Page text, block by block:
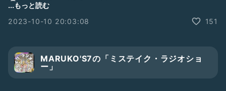
③番組の感想、応援メッセージ待ってるよん📣🍒💙
🌈即興作曲テーマ「狩り」by ちゃっぴぃさん
...もっと読む
2023-10-10 20:03:08
151
MARUKO'S7の「ミステイク・ラジオショ
ー」